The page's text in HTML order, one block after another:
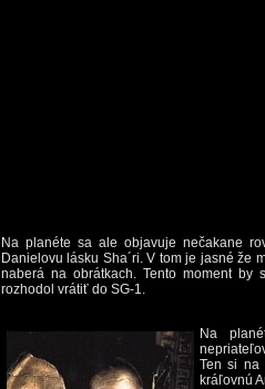
Na planéte sa ale objavuje nečakane
Danielovu lásku Sha´ri. V tom je jasné že
naberá na obrátkach. Tento moment
rozhodol vrátiť do SG-1.
Na
Ten si na
kráľovnú